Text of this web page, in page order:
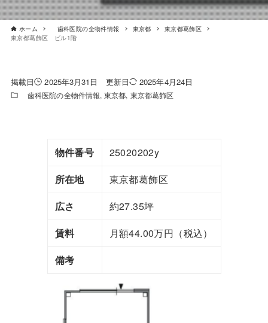
ホーム 歯科医院の全物件情報 東京都
東京都葛飾区
東京都葛飾区 ビル1階
2025年3月31日 2025年4月24日
歯科医院の全物件情報 東京都 東京都葛飾区
物件番号
25020202y
所在地
東京都葛飾区
広さ
約27.35坪
賃料
月額44.00万円（税込）
備考